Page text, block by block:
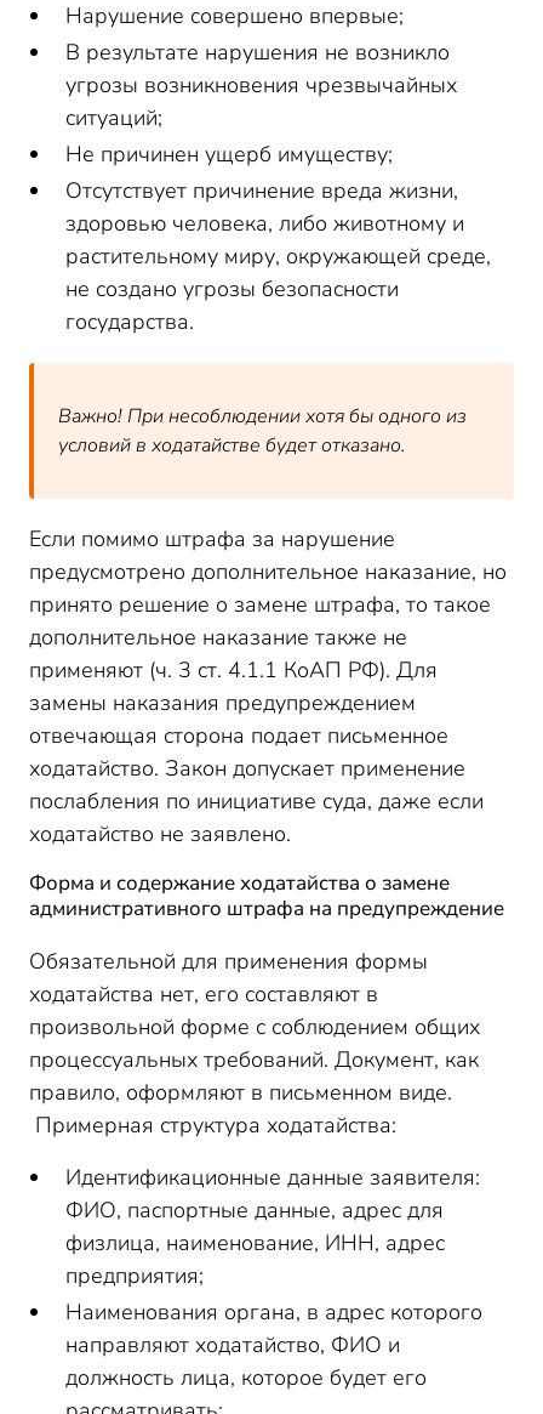
Нарушение совершено впервые;
В результате нарушения не возникло
угрозы возникновения чрезвычайных
ситуаций;
Не причинен ущерб имуществу;
Отсутствует причинение вреда жизни,
здоровью человека, либо животному и
растительному миру, окружающей среде,
не создано угрозы безопасности
государства.
Важно! При несоблюдении хотя бы одного из
условий в ходатайстве будет отказано.
Если помимо штрафа за нарушение
предусмотрено дополнительное наказание, но
принято решение о замене штрафа, то такое
дополнительное наказание также не
применяют (ч. 3 ст. 4.1.1 КоАП РФ). Для
замены наказания предупреждением
отвечающая сторона подает письменное
ходатайство. Закон допускает применение
послабления по инициативе суда, даже если
ходатайство не заявлено.
Форма и содержание ходатайства о замене
административного штрафа на предупреждение
Обязательной для применения формы
ходатайства нет, его составляют в
произвольной форме с соблюдением общих
процессуальных требований. Документ, как
правило, оформляют в письменном виде.
Примерная структура ходатайства:
Идентификационные данные заявителя:
ФИО, паспортные данные, адрес для
физлица, наименование, ИНН, адрес
предприятия;
Наименования органа, в адрес которого
направляют ходатайство, ФИО и
должность лица, которое будет его